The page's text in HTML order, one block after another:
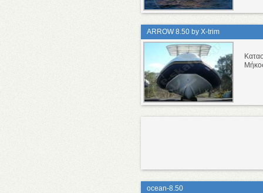
ARROW 8.50 by X-trim
ocean-8.50